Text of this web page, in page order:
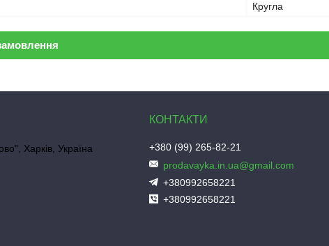
Кругла
Харків, Україна
+380 (99) 265-82-21
prodavayka.in.ua@gmail.com
+380992658221
+380992658221